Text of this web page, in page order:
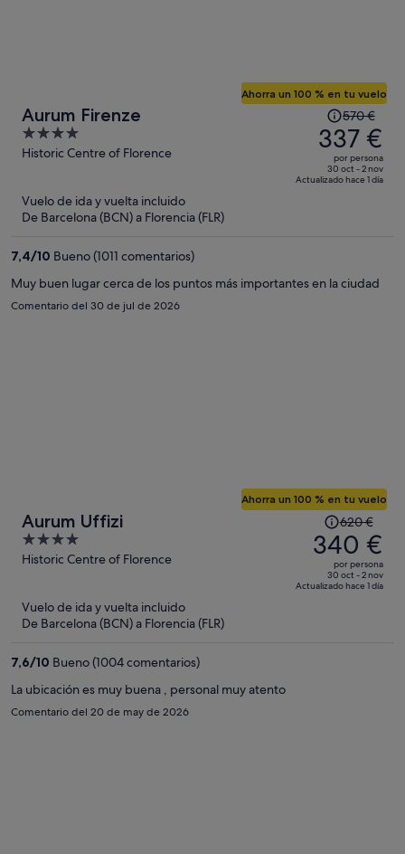
Aurum Firenze
4
out
5
Historic Centre of Florence
Ahorra un 100 % en tu vuelo
El
precio
era
de
570 €,
por
570 €
337 €
por persona
30 oct - 2 nov
Actualizado hace 1 día
Vuelo de ida y vuelta incluido
De Barcelona (BCN) a Florencia (FLR)
7,4/10 Bueno (1011 comentarios)
Muy buen lugar cerca de los puntos más importantes en la ciudad
Comentario del 30 de jul de 2026
Aurum Uffizi
4
out
Historic Centre of Florence
Ahorra un 100 % en tu vuelo
precio
era
de
620 €,
620 €
340 €
por persona
30 oct - 2 nov
Actualizado hace 1 día
Vuelo de ida y vuelta incluido
De Barcelona (BCN) a Florencia (FLR)
7,6/10 Bueno (1004 comentarios)
La ubicación es muy buena , personal muy atento
Comentario del 20 de may de 2026